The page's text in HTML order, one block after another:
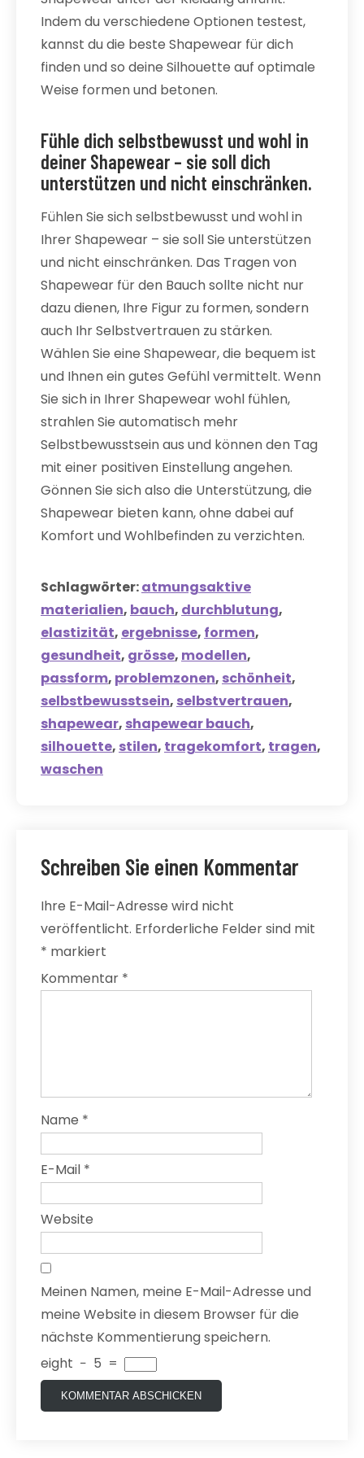
Indem du verschiedene Optionen testest,
kannst du die beste Shapewear für dich
finden und so deine Silhouette auf optimale
Weise formen und betonen.
Fühle dich selbstbewusst und wohl in
deiner Shapewear – sie soll dich
unterstützen und nicht einschränken.
Fühlen Sie sich selbstbewusst und wohl in
Ihrer Shapewear – sie soll Sie unterstützen
und nicht einschränken. Das Tragen von
Shapewear für den Bauch sollte nicht nur
dazu dienen, Ihre Figur zu formen, sondern
auch Ihr Selbstvertrauen zu stärken.
Wählen Sie eine Shapewear, die bequem ist
und Ihnen ein gutes Gefühl vermittelt. Wenn
Sie sich in Ihrer Shapewear wohl fühlen,
strahlen Sie automatisch mehr
Selbstbewusstsein aus und können den Tag
mit einer positiven Einstellung angehen.
Gönnen Sie sich also die Unterstützung, die
Shapewear bieten kann, ohne dabei auf
Komfort und Wohlbefinden zu verzichten.
Schlagwörter:atmungsaktive
materialien, bauch, durchblutung,
elastizität, ergebnisse, formen,
gesundheit, grösse, modellen,
passform, problemzonen, schönheit,
selbstbewusstsein, selbstvertrauen,
shapewear, shapewear bauch,
silhouette, stilen, tragekomfort, tragen,
waschen
Schreiben Sie einen Kommentar
Ihre E-Mail-Adresse wird nicht
veröffentlicht. Erforderliche Felder sind mit
* markiert
Kommentar *
Name *
E-Mail *
Website
Meinen Namen, meine E-Mail-Adresse und
meine Website in diesem Browser für die
nächste Kommentierung speichern.
eight − 5 =